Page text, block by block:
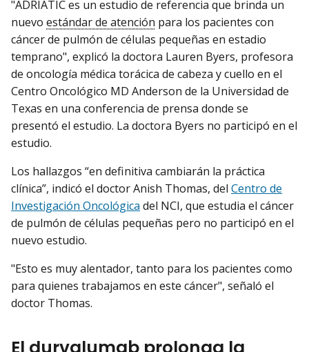
"ADRIATIC es un estudio de referencia que brinda un
nuevo estándar de atención para los pacientes con
cáncer de pulmón de células pequeñas en estadio
temprano", explicó la doctora Lauren Byers, profesora
de oncología médica torácica de cabeza y cuello en el
Centro Oncológico MD Anderson de la Universidad de
Texas en una conferencia de prensa donde se
presentó el estudio. La doctora Byers no participó en el
estudio.
Los hallazgos “en definitiva cambiarán la práctica
clínica”, indicó el doctor Anish Thomas, del Centro de
Investigación Oncológica del NCI, que estudia el cáncer
de pulmón de células pequeñas pero no participó en el
nuevo estudio.
"Esto es muy alentador, tanto para los pacientes como
para quienes trabajamos en este cáncer", señaló el
doctor Thomas.